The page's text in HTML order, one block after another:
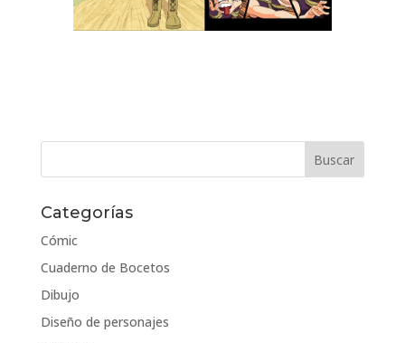
Categorías
Cómic
Cuaderno de Bocetos
Dibujo
Diseño de personajes